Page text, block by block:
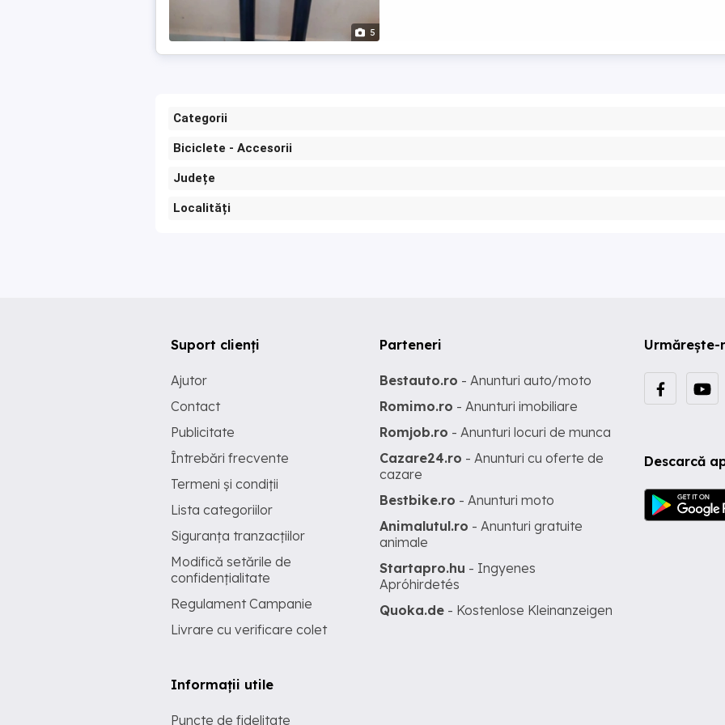
5
Categorii
Biciclete - Accesorii
Județe
Localități
Urmărește-
Descarcă
Suport clienți
Ajutor
Contact
Publicitate
Întrebări frecvente
Termeni și condiții
Lista categoriilor
Siguranța tranzacțiilor
Modifică setările de
confidențialitate
Regulament Campanie
Livrare cu verificare colet
Informații utile
Puncte de fidelitate
Parteneri
Bestauto.ro - Anunturi auto/moto
Romimo.ro - Anunturi imobiliare
Romjob.ro - Anunturi locuri de munca
Cazare24.ro - Anunturi cu oferte de
cazare
Bestbike.ro - Anunturi moto
Animalutul.ro - Anunturi gratuite
animale
Startapro.hu - Ingyenes
Apróhirdetés
Quoka.de - Kostenlose Kleinanzeigen